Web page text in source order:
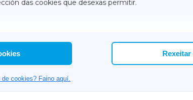
das cookies que desexas permitir.
cookies? Faino aquí.
HEMEROTECA